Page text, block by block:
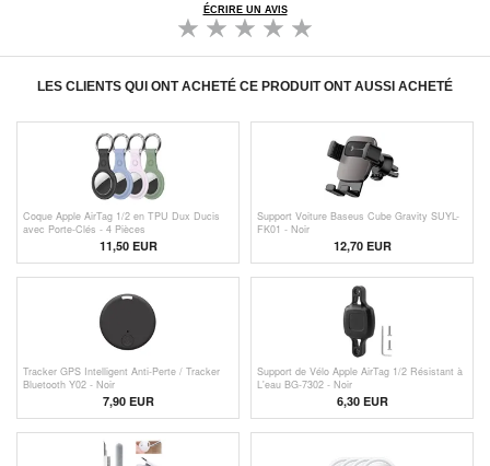
ÉCRIRE UN AVIS
LES CLIENTS QUI ONT ACHETÉ CE PRODUIT ONT AUSSI ACHETÉ
Coque Apple AirTag 1/2 en TPU Dux Ducis
avec Porte-Clés - 4 Pièces
11,50EUR
Support Voiture Baseus Cube Gravity SUYL-
FK01 - Noir
12,70 EUR
Tracker GPS Intelligent Anti-Perte / Tracker
Bluetooth Y02 - Noir
7,90EUR
Support de Vélo Apple AirTag 1/2 Résistant à
L'eau BG-7302 - Noir
6,30EUR